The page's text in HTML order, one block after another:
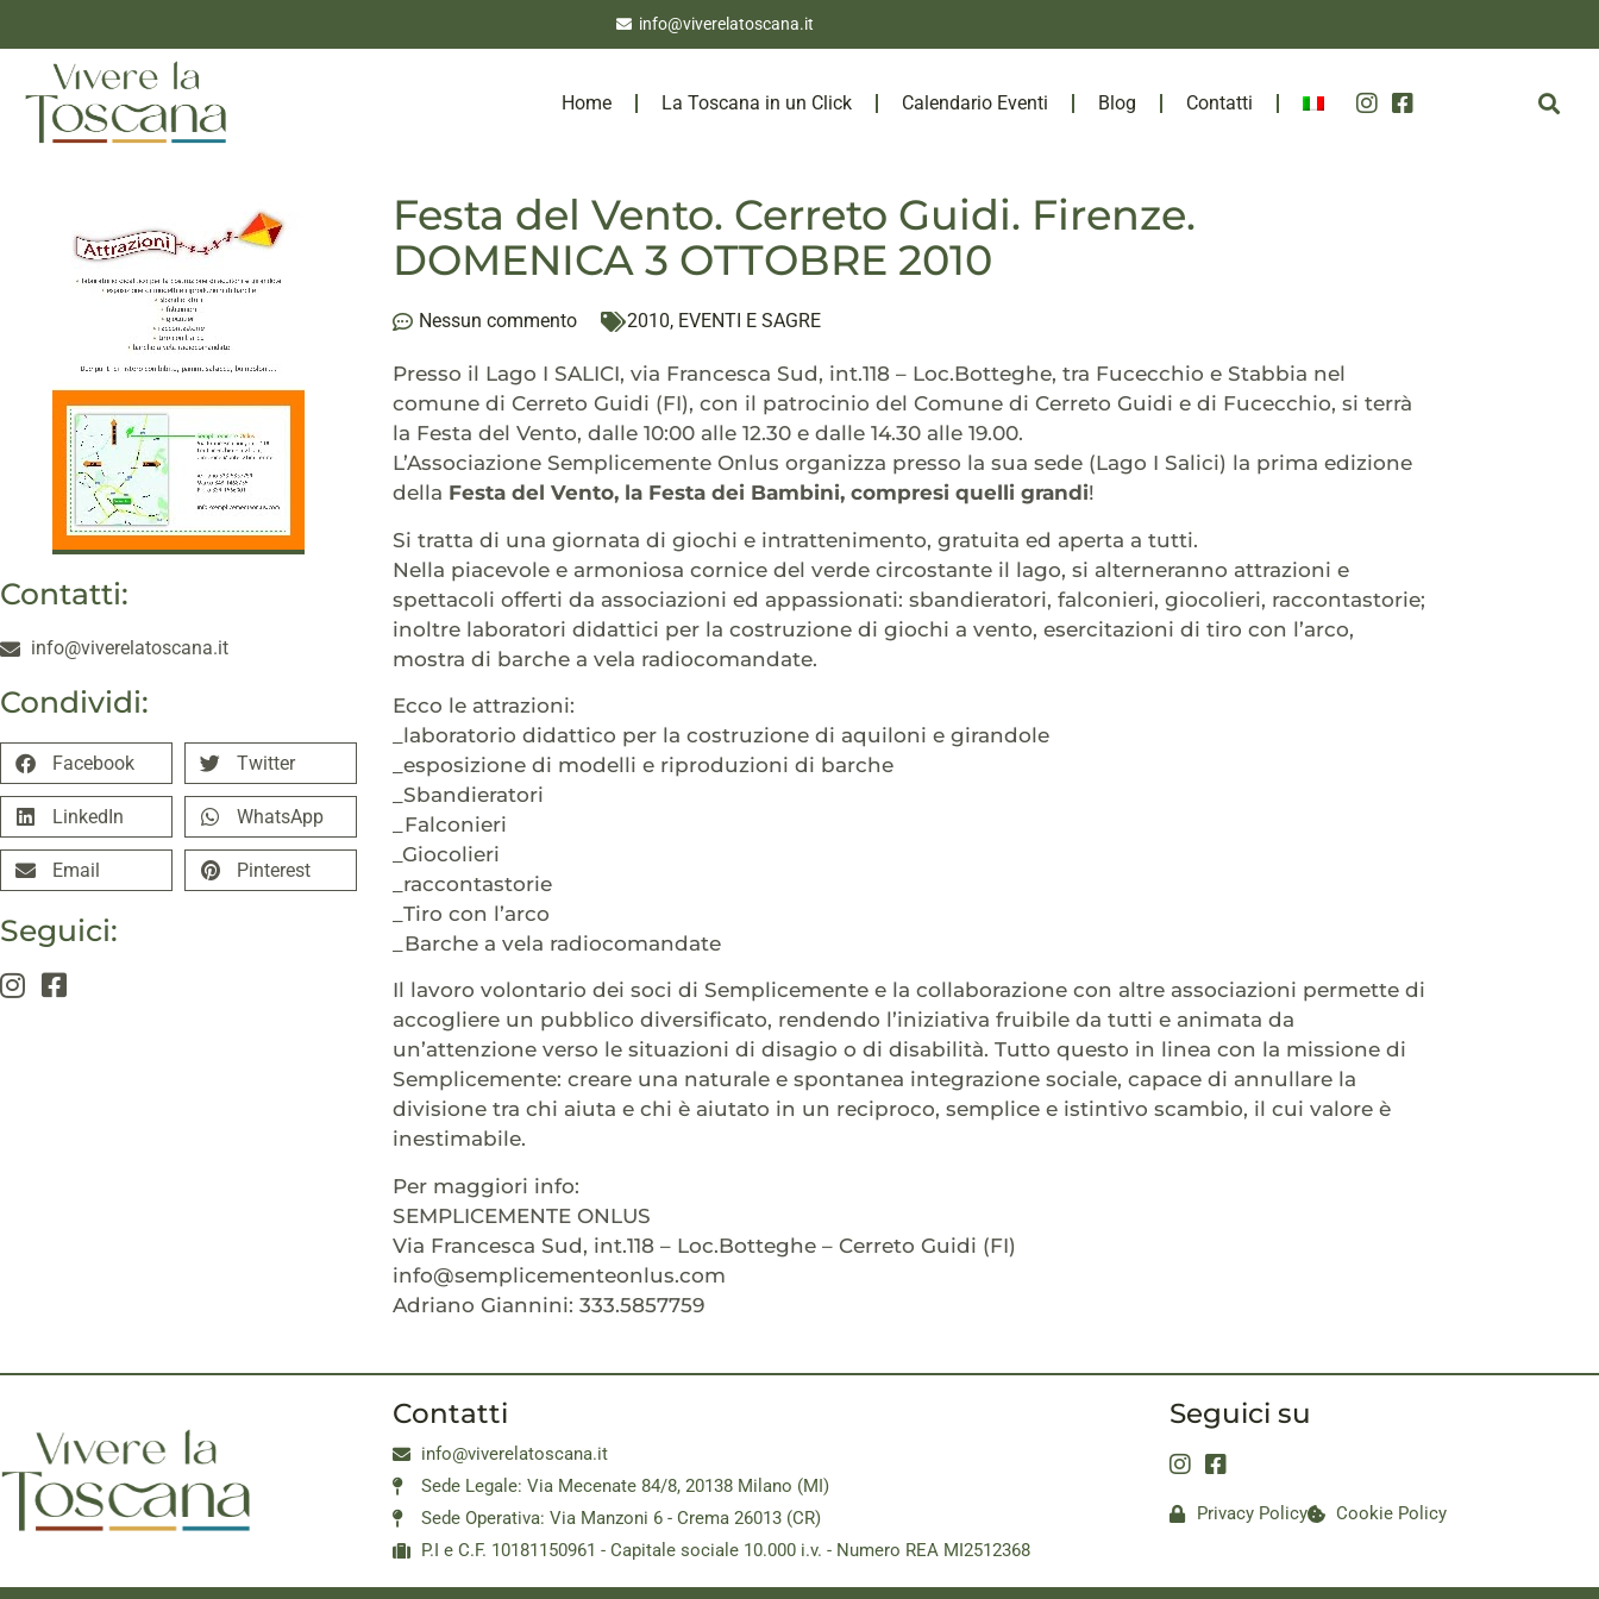
info@viverelatoscana.it
Home La Toscana in un Click Calendario Eventi Blog Contatti
Contatti:
info@viverelatoscana.it
Condividi:
Facebook Twitter
LinkedIn WhatsApp
Email Pinterest
Seguici:
Festa del Vento. Cerreto Guidi. Firenze.
DOMENICA 3 OTTOBRE 2010
Nessun commento 2010, EVENTI E SAGRE
Presso il Lago I SALICI, via Francesca Sud, int.118 – Loc.Botteghe, tra Fucecchio e Stabbia nel
comune di Cerreto Guidi (FI), con il patrocinio del Comune di Cerreto Guidi e di Fucecchio, si terrà
la Festa del Vento, dalle 10:00 alle 12.30 e dalle 14.30 alle 19.00.
L’Associazione Semplicemente Onlus organizza presso la sua sede (Lago I Salici) la prima edizione
della Festa del Vento, la Festa dei Bambini, compresi quelli grandi!
Si tratta di una giornata di giochi e intrattenimento, gratuita ed aperta a tutti.
Nella piacevole e armoniosa cornice del verde circostante il lago, si alterneranno attrazioni e
spettacoli offerti da associazioni ed appassionati: sbandieratori, falconieri, giocolieri, raccontastorie;
inoltre laboratori didattici per la costruzione di giochi a vento, esercitazioni di tiro con l’arco,
mostra di barche a vela radiocomandate.
Ecco le attrazioni:
_laboratorio didattico per la costruzione di aquiloni e girandole
_esposizione di modelli e riproduzioni di barche
_Sbandieratori
_Falconieri
_Giocolieri
_raccontastorie
_Tiro con l’arco
_Barche a vela radiocomandate
Il lavoro volontario dei soci di Semplicemente e la collaborazione con altre associazioni permette di
accogliere un pubblico diversificato, rendendo l’iniziativa fruibile da tutti e animata da
un’attenzione verso le situazioni di disagio o di disabilità. Tutto questo in linea con la missione di
Semplicemente: creare una naturale e spontanea integrazione sociale, capace di annullare la
divisione tra chi aiuta e chi è aiutato in un reciproco, semplice e istintivo scambio, il cui valore è
inestimabile.
Per maggiori info:
SEMPLICEMENTE ONLUS
Via Francesca Sud, int.118 – Loc.Botteghe – Cerreto Guidi (FI)
info@semplicementeonlus.com
Adriano Giannini: 333.5857759
Contatti
info@viverelatoscana.it
Sede Legale: Via Mecenate 84/8, 20138 Milano (MI)
Sede Operativa: Via Manzoni 6 - Crema 26013 (CR)
P.I e C.F. 10181150961 - Capitale sociale 10.000 i.v. - Numero REA MI2512368
Seguici su
Privacy Policy Cookie Policy